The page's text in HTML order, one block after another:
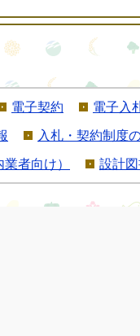
電子契約 電子入
入札・契約制度
者向け） 設計